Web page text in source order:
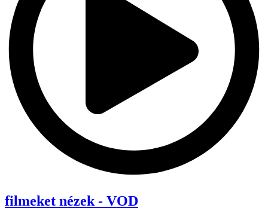
filmeket nézek - VOD